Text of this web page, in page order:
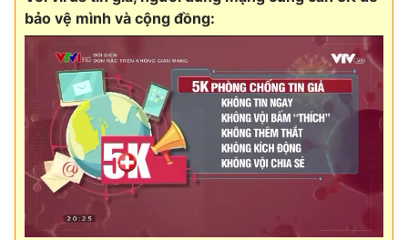
bảo vệ mình và cộng đồng: